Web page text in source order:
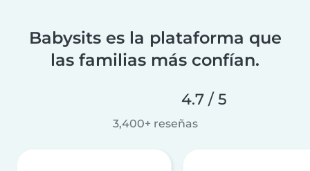
Babysits es la plataforma que
las familias más confían.
4.7 / 5
3,400+ reseñas